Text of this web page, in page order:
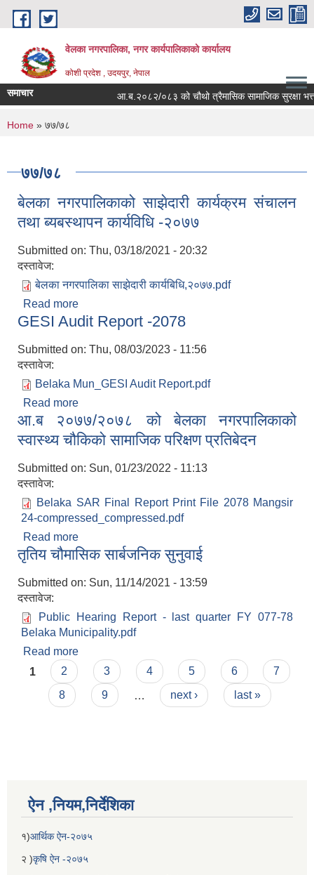
Skip to main content
वेलका नगरपालिका, नगर कार्यपालिकाको कार्यालय
कोशी प्रदेश , उदयपुर, नेपाल
समाचार आ.ब.२०८२/०८३ को चौथो त्रैमासिक सामाजिक सुरक्षा भत्ता
You are here
Home » ७७/७८
७७/७८
बेलका नगरपालिकाको साझेदारी कार्यक्रम संचालन
तथा ब्यबस्थापन कार्यविधि -२०७७
Submitted on: Thu, 03/18/2021 - 20:32
दस्तावेज:
बेलका नगरपालिका साझेदारी कार्यबिधि,२०७७.pdf
Read more
तथा ब्यबस्थापन कार्यविधि -२०७७
GESI Audit Report -2078
Submitted on: Thu, 08/03/2023 - 11:56
दस्तावेज:
Belaka Mun_GESI Audit Report.pdf
Read more
आ.ब २०७७/२०७८ को बेलका नगरपालिकाको
स्वास्थ्य चौकिको सामाजिक परिक्षण प्रतिबेदन
Submitted on: Sun, 01/23/2022 - 11:13
दस्तावेज:
Belaka SAR Final Report Print File 2078 Mangsir
24-compressed_compressed.pdf
Read more
स्वास्थ्य चौकिको सामाजिक परिक्षण प्रतिबेदन
तृतिय चौमासिक सार्बजनिक सुनुवाई
Submitted on: Sun, 11/14/2021 - 13:59
दस्तावेज:
Public Hearing Report - last quarter FY 077-78
Belaka Municipality.pdf
Read more
Pages
1 2 3 4 5 6
7
8
9 next › last »
ऐन ,नियम,निर्देशिका
१)आर्थिक ऐन-२०७५
२ )कृषि ऐन -२०७५